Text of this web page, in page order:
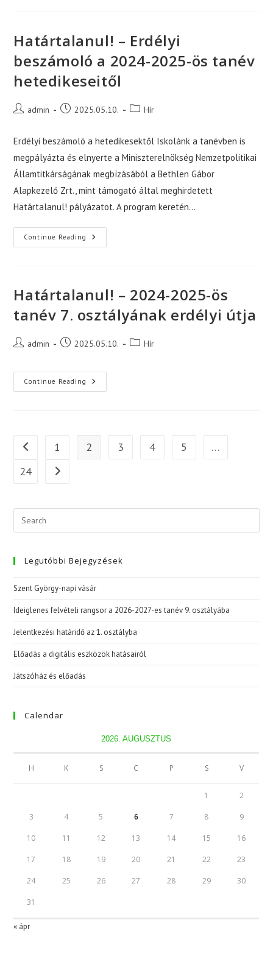
Határtalanul! – Erdélyi
beszámoló a 2024-2025-ös tanév
hetedikeseitől
Postadmin
Post2025.05.10.
PostHír
Erdélyi beszámoló a hetedikesektől Iskolánk a tanévben is
megpályázta és elnyerte a Miniszterelnökség Nemzetpolitikai
Államtitkárságának megbízásából a Bethlen Gábor
Alapkezelő Zrt., mint támogató által meghirdetett
Határtalanul! pályázatot. A program keretén…
Continue Reading Határtalanul!
–
2025-
Ös
Hetedikeseitől
Határtalanul! – 2024-2025-ös
tanév 7. osztályának erdélyi útja
Postadmin
Post2025.05.10.
PostHír
Continue Reading Határtalanul!
–
Osztályának
Erdélyi
Go to the previous page
1 2 3 4 5
…
24
Go to the next page
Legutóbbi Bejegyzések
Szent György-napi vásár
Ideiglenes felvételi rangsor a 2026-2027-es tanév 9. osztályába
Jelentkezési határidő az 1. osztályba
Előadás a digitális eszközök hatásairól
Játszóház és előadás
Calendar
2026. AUGUSZTUS
H K S C P S V
1 2
3 4 5 6 7 8 9
10 11 12 13 14 15 16
17 18 19 20 21 22 23
24 25 26 27 28 29 30
31
« ápr